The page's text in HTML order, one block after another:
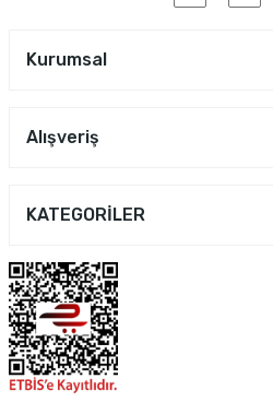
Kurumsal
Alışveriş
KATEGORİLER